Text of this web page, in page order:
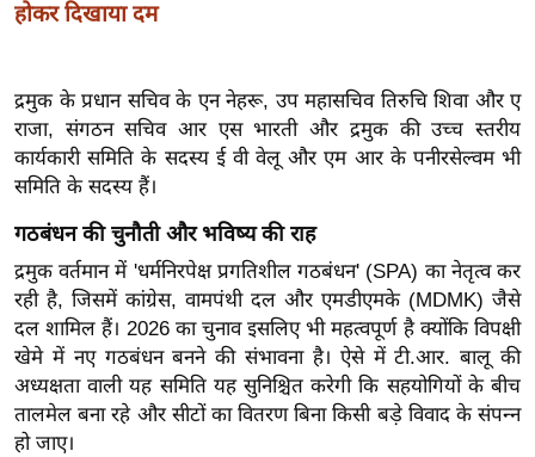
य
ग
इं
डि
सा
हि
त्य
ज
ग
त
ऑ
होकर दिखाया दम
द्रमुक के प्रधान सचिव के एन नेहरू, उप महासचिव तिरुचि शिवा और ए
राजा, संगठन सचिव आर एस भारती और द्रमुक की उच्च स्तरीय
कार्यकारी समिति के सदस्य ई वी वेलू और एम आर के पनीरसेल्वम भी
समिति के सदस्य हैं।
गठबंधन की चुनौती और भविष्य की राह
द्रमुक वर्तमान में 'धर्मनिरपेक्ष प्रगतिशील गठबंधन' (SPA) का नेतृत्व कर
रही है, जिसमें कांग्रेस, वामपंथी दल और एमडीएमके (MDMK) जैसे
दल शामिल हैं। 2026 का चुनाव इसलिए भी महत्वपूर्ण है क्योंकि विपक्षी
खेमे में नए गठबंधन बनने की संभावना है। ऐसे में टी.आर. बालू की
अध्यक्षता वाली यह समिति यह सुनिश्चित करेगी कि सहयोगियों के बीच
तालमेल बना रहे और सीटों का वितरण बिना किसी बड़े विवाद के संपन्न
हो जाए।